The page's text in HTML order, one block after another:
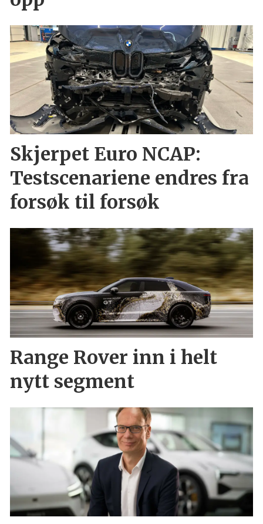
Skjerpet Euro NCAP:
Testscenariene endres fra
forsøk til forsøk
Range Rover inn i helt
nytt segment